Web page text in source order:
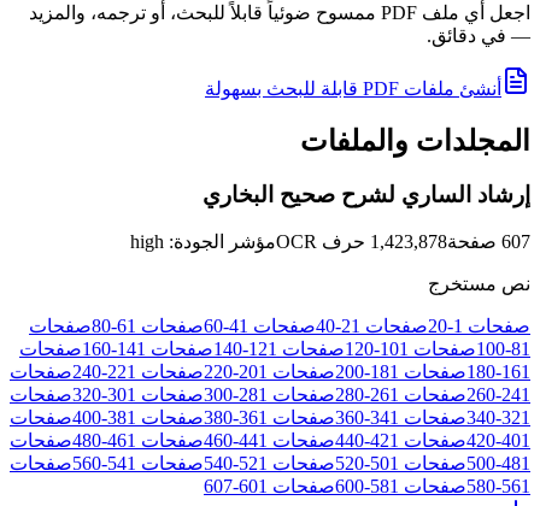
اجعل أي ملف PDF ممسوح ضوئياً قابلاً للبحث، أو ترجمه، والمزيد
— في دقائق.
أنشئ ملفات PDF قابلة للبحث بسهولة
المجلدات والملفات
إرشاد الساري لشرح صحيح البخاري
607 صفحة1,423,878 حرف OCR مؤشر الجودة:
high
نص مستخرج
صفحات 1
-
20صفحات 21
-
40صفحات 41
-
60صفحات 61
-
80صفحات
81
-
100صفحات 101
-
120صفحات 121
-
140صفحات 141
-
160صفحات
161
-
180صفحات 181
-
200صفحات 201
-
220صفحات 221
-
240صفحات
241
-
260صفحات 261
-
280صفحات 281
-
300صفحات 301
-
320صفحات
321
-
340صفحات 341
-
360صفحات 361
-
380صفحات 381
-
400صفحات
401
-
420صفحات 421
-
440صفحات 441
-
460صفحات 461
-
480صفحات
481
-
500صفحات 501
-
520صفحات 521
-
540صفحات 541
-
560صفحات
561
-
580صفحات 581
-
600صفحات 601
-
607